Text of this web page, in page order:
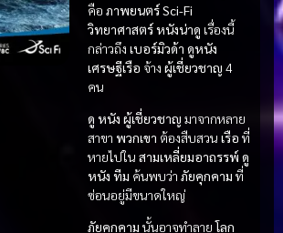
คือ ภาพยนตร์ Sci-Fi
วิทยาศาสตร์หนังน่าดู เรื่องนี้
กล่าวถึง เบอร์มิวด้า ดูหนัง
เศรษฐีเรือ จ้าง ผู้เชี่ยวชาญ 4
คน
ดู หนัง ผู้เชี่ยวชาญ มาจากหลาย
สาขา พวกเขา ต้องสืบสวน เรือ ที่
หายไปใน สามเหลี่ยมอาถรรพ์ดู
หนัง ทีม ค้นพบว่า ภัยคุกคาม ที่
ซ่อนอยู่มีขนาดใหญ่
ภัยคุกคาม นั้นอาจทำลายโลก